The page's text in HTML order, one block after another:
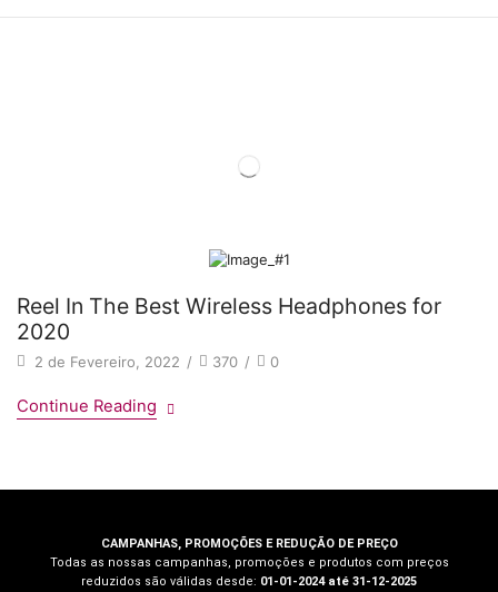
Reel In The Best Wireless Headphones for
2020
2 de Fevereiro, 2022 / 370 / 0
Continue Reading
CAMPANHAS, PROMOÇÕES E REDUÇÃO DE PREÇO
Todas as nossas campanhas, promoções e produtos com preços
reduzidos são válidas desde: 01-01-2024 até 31-12-2025